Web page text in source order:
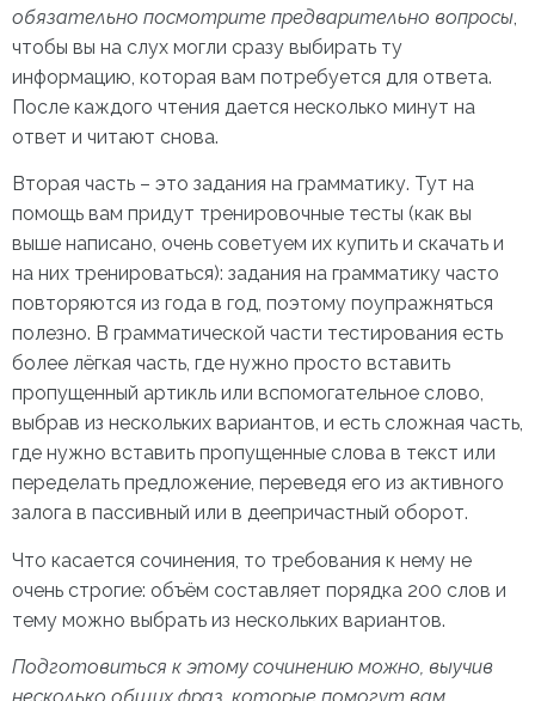
обязательно посмотрите предварительно вопросы,
чтобы вы на слух могли сразу выбирать ту
информацию, которая вам потребуется для ответа.
После каждого чтения дается несколько минут на
ответ и читают снова.
Вторая часть – это задания на грамматику. Тут на
помощь вам придут тренировочные тесты (как вы
выше написано, очень советуем их купить и скачать и
на них тренироваться): задания на грамматику часто
повторяются из года в год, поэтому поупражняться
полезно. В грамматической части тестирования есть
более лёгкая часть, где нужно просто вставить
пропущенный артикль или вспомогательное слово,
выбрав из нескольких вариантов, и есть сложная часть,
где нужно вставить пропущенные слова в текст или
переделать предложение, переведя его из активного
залога в пассивный или в деепричастный оборот.
Что касается сочинения, то требования к нему не
очень строгие: объём составляет порядка 200 слов и
тему можно выбрать из нескольких вариантов.
Подготовиться к этому сочинению можно, выучив